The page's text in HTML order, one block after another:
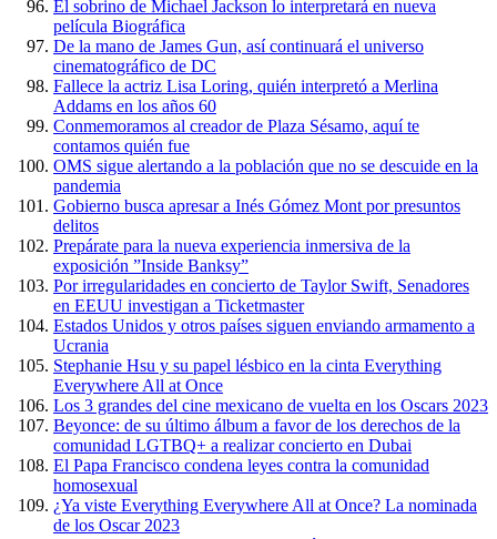
El sobrino de Michael Jackson lo interpretará en nueva
película Biográfica
De la mano de James Gun, así continuará el universo
cinematográfico de DC
Fallece la actriz Lisa Loring, quién interpretó a Merlina
Addams en los años 60
Conmemoramos al creador de Plaza Sésamo, aquí te
contamos quién fue
OMS sigue alertando a la población que no se descuide en la
pandemia
Gobierno busca apresar a Inés Gómez Mont por presuntos
delitos
Prepárate para la nueva experiencia inmersiva de la
exposición ”Inside Banksy”
Por irregularidades en concierto de Taylor Swift, Senadores
en EEUU investigan a Ticketmaster
Estados Unidos y otros países siguen enviando armamento a
Ucrania
Stephanie Hsu y su papel lésbico en la cinta Everything
Everywhere All at Once
Los 3 grandes del cine mexicano de vuelta en los Oscars 2023
Beyonce: de su último álbum a favor de los derechos de la
comunidad LGTBQ+ a realizar concierto en Dubai
El Papa Francisco condena leyes contra la comunidad
homosexual
¿Ya viste Everything Everywhere All at Once? La nominada
de los Oscar 2023